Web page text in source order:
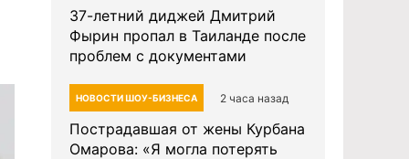
37-летний диджей Дмитрий
Фырин пропал в Таиланде после
проблем с документами
НОВОСТИ ШОУ-БИЗНЕСА 2 часа назад
Пострадавшая от жены Курбана
Омарова: «Я могла потерять